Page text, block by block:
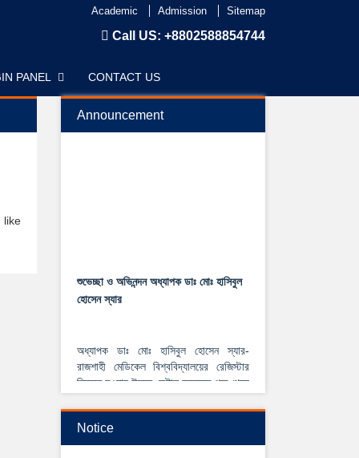
Academic Admission Sitemap
Call US: +8802588854744
PANEL CONTACT US
Announcement
শুভেচ্ছা ও অভিনন্দন অধ্যাপক ডাঃ মোঃ হাসিবুল
হোসেন স্যার
অধ্যাপক ডাঃ মোঃ হাসিবুল হোসেন স্যার-
রাজশাহী মেডিকেল বিশ্ববিদ্যালয়ের রেজিস্টার
নিযুক্ত হওয়ায় উদয়ন ডেন্টাল কলেজের পক্ষ থেকে
আন্তরিক শুভেচ্ছা ও অভিনন্দন।
২০২৫-২০২৬ইং শিক্ষাবর্ষে বেসরকারি ডেন্টাল
Notice